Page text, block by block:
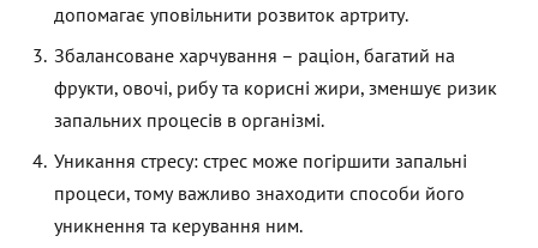
допомагає уповільнити розвиток артриту.
Збалансоване харчування – раціон, багатий на
фрукти, овочі, рибу та корисні жири, зменшує ризик
запальних процесів в організмі.
Уникання стресу: стрес може погіршити запальні
процеси, тому важливо знаходити способи його
уникнення та керування ним.